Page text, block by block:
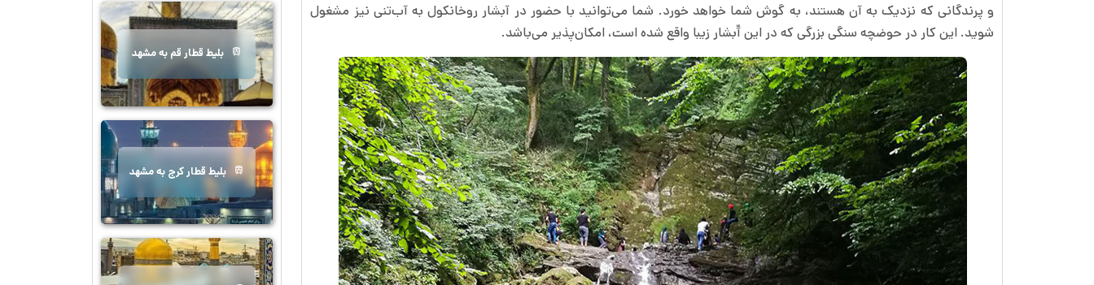
و پرندگانی که نزدیک به آن هستند، به گوش شما خواهد خورد. شما می‌توانید با حضور در آبشار روخانکول به آب‌تنی نیز مشغول
شوید. این کار در حوضچه سنگی بزرگی که در این آّبشار زیبا واقع شده است، امکان‌پذیر می‌باشد.
بلیط قطار قم به مشهد
بلیط قطار کرج به مشهد